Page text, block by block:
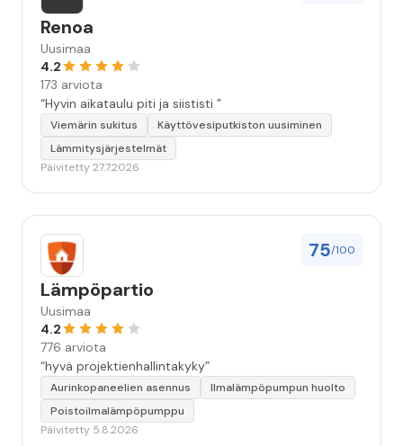
Renoa
Uusimaa
4.2
173 arviota
“Hyvin aikataulu piti ja siististi ”
Viemärin sukitus
Käyttövesiputkiston uusiminen
Lämmitysjärjestelmät
Päivitetty 27.7.2026
75/100
Lämpöpartio
Uusimaa
4.2
776 arviota
“hyvä projektienhallintakyky”
Aurinkopaneelien asennus
Ilmalämpöpumpun huolto
Poistoilmalämpöpumppu
Päivitetty 5.8.2026